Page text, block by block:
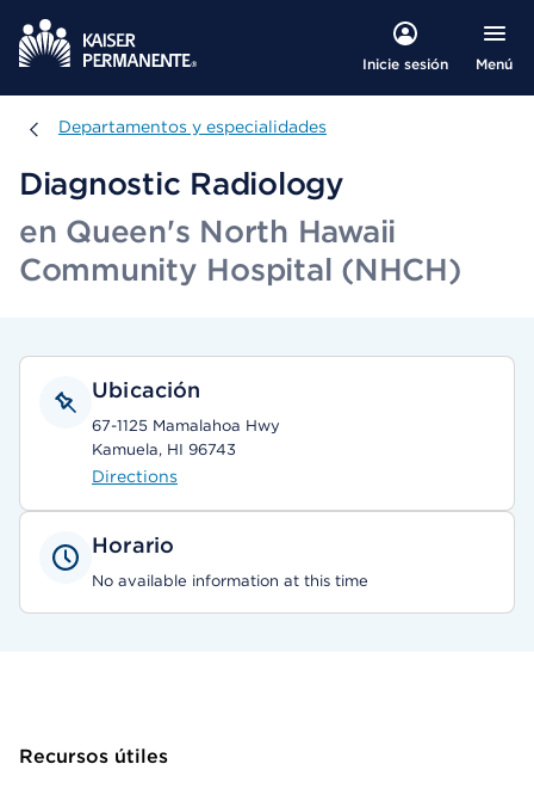
Inicie sesión Menú
Departamentos y especialidades
Departamentos y especialidades
Diagnostic Radiology
en Queen's North Hawaii
Community Hospital (NHCH)
Ubicación
67-1125 Mamalahoa Hwy
Kamuela, HI 96743
Directions
Horario
No available information at this time
Recursos útiles